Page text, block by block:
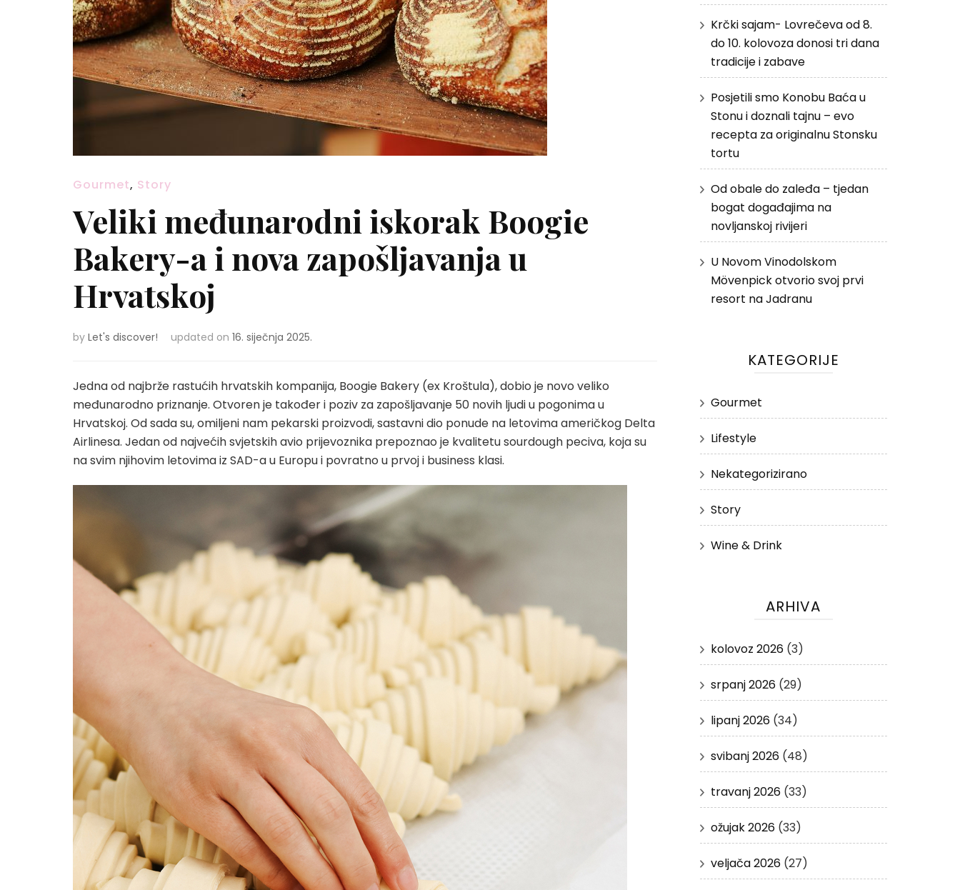
Gourmet, Story
Veliki međunarodni iskorak Boogie
Bakery-a i nova zapošljavanja u
Hrvatskoj
by Let's discover! updated on 16. siječnja 2025.
Jedna od najbrže rastućih hrvatskih kompanija, Boogie Bakery (ex Kroštula), dobio je novo veliko
međunarodno priznanje. Otvoren je također i poziv za zapošljavanje 50 novih ljudi u pogonima u
Hrvatskoj. Od sada su, omiljeni nam pekarski proizvodi, sastavni dio ponude na letovima američkog Delta
Airlinesa. Jedan od najvećih svjetskih avio prijevoznika prepoznao je kvalitetu sourdough peciva, koja su
na svim njihovim letovima iz SAD-a u Europu i povratno u prvoj i business klasi.
Krčki sajam- Lovrečeva od 8.
do 10. kolovoza donosi tri dana
tradicije i zabave
Posjetili smo Konobu Baća u
Stonu i doznali tajnu – evo
recepta za originalnu Stonsku
tortu
Od obale do zaleđa – tjedan
bogat događajima na
novljanskoj rivijeri
U Novom Vinodolskom
Mövenpick otvorio svoj prvi
resort na Jadranu
KATEGORIJE
Gourmet
Lifestyle
Nekategorizirano
Story
Wine & Drink
ARHIVA
kolovoz 2026(3)
srpanj 2026(29)
lipanj 2026(34)
svibanj 2026(48)
travanj 2026(33)
ožujak 2026(33)
veljača 2026(27)